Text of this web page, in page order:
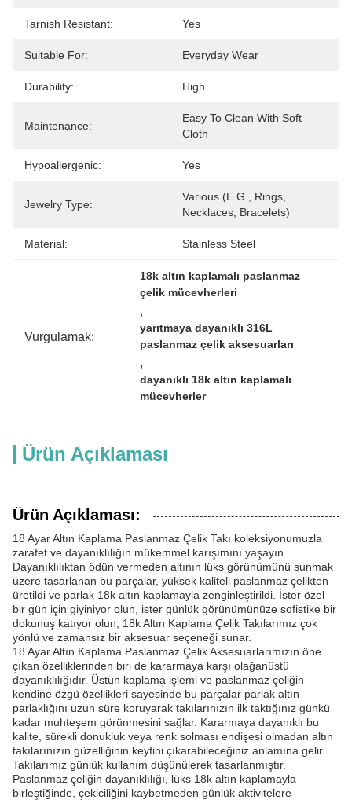
Tarnish Resistant: Yes
Suitable For: Everyday Wear
Durability: High
Maintenance:
Easy To Clean With Soft
Cloth
Hypoallergenic: Yes
Jewelry Type:
Various (e.g., Rings,
Necklaces, Bracelets)
Material: Stainless Steel
Vurgulamak:
18k altın kaplamalı paslanmaz
çelik mücevherleri
,
yarıtmaya dayanıklı 316L
paslanmaz çelik aksesuarları
,
dayanıklı 18k altın kaplamalı
mücevherler
Ürün Açıklaması
Ürün Açıklaması:
18 Ayar Altın Kaplama Paslanmaz Çelik Takı koleksiyonumuzla
zarafet ve dayanıklılığın mükemmel karışımını yaşayın.
Dayanıklılıktan ödün vermeden altının lüks görünümünü sunmak
üzere tasarlanan bu parçalar, yüksek kaliteli paslanmaz çelikten
üretildi ve parlak 18k altın kaplamayla zenginleştirildi. İster özel
bir gün için giyiniyor olun, ister günlük görünümünüze sofistike bir
dokunuş katıyor olun, 18k Altın Kaplama Çelik Takılarımız çok
yönlü ve zamansız bir aksesuar seçeneği sunar.
18 Ayar Altın Kaplama Paslanmaz Çelik Aksesuarlarımızın öne
çıkan özelliklerinden biri de kararmaya karşı olağanüstü
dayanıklılığıdır. Üstün kaplama işlemi ve paslanmaz çeliğin
kendine özgü özellikleri sayesinde bu parçalar parlak altın
parlaklığını uzun süre koruyarak takılarınızın ilk taktığınız günkü
kadar muhteşem görünmesini sağlar. Kararmaya dayanıklı bu
kalite, sürekli donukluk veya renk solması endişesi olmadan altın
takılarınızın güzelliğinin keyfini çıkarabileceğiniz anlamına gelir.
Takılarımız günlük kullanım düşünülerek tasarlanmıştır.
Paslanmaz çeliğin dayanıklılığı, lüks 18k altın kaplamayla
birleştiğinde, çekiciliğini kaybetmeden günlük aktivitelere